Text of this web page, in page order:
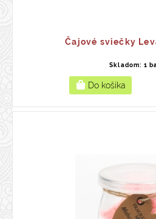
Čajové sviečky
Skladom: 1